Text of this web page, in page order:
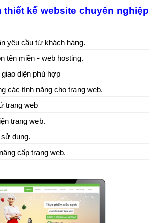
thiết kế website chuyên nghiệp
yêu cầu từ khách hàng.
tên miền - web hosting.
diện phù hợp
các tính năng cho trang web.
trang web
trang web.
dụng.
cấp trang web.